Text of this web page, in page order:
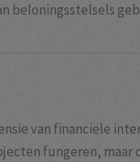
beloningsstelsels
van financiële
fungeren, maar